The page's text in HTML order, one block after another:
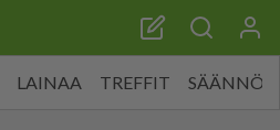
LAINAA TREFFIT SÄÄNNÖT